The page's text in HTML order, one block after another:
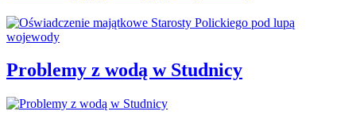
Problemy z wodą w Studnicy